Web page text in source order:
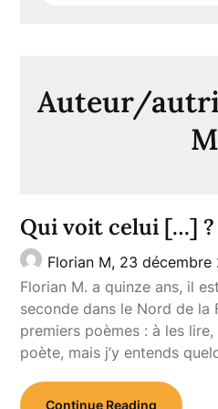
Auteur/
M
Qui voit celui […] ?
Florian M, 23 décembre
Florian M. a quinze ans, il
seconde dans le Nord de la
premiers poèmes : à les
poète, mais j’y entends
Continue Reading